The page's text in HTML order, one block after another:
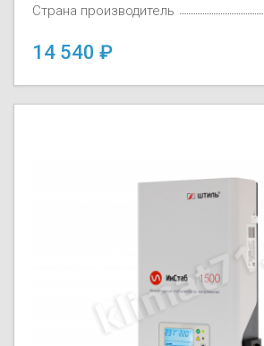
Страна производитель
14 540